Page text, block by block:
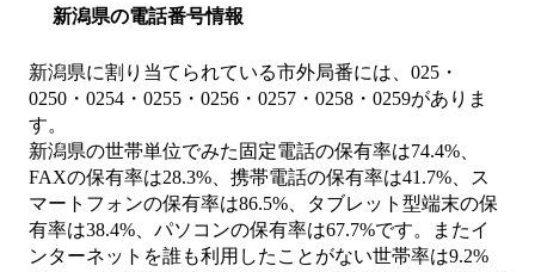
新潟県の電話番号情報
新潟県に割り当てられている市外局番には、025・
0250・0254・0255・0256・0257・0258・0259がありま
す。
新潟県の世帯単位でみた固定電話の保有率は74.4%、
FAXの保有率は28.3%、携帯電話の保有率は41.7%、ス
マートフォンの保有率は86.5%、タブレット型端末の保
有率は38.4%、パソコンの保有率は67.7%です。またイ
ンターネットを誰も利用したことがない世帯率は9.2%